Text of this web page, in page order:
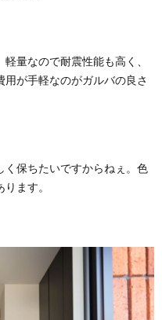
量なので耐震性能も高く、
が手軽なのがガルバの良さ
く保ちたいですからねぇ。色
ます。